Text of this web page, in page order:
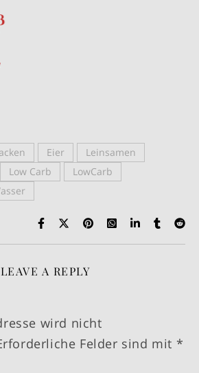
Eier
Leinsamen
Low Carb
LowCarb
LEAVE A REPLY
wird nicht
Felder sind mit *